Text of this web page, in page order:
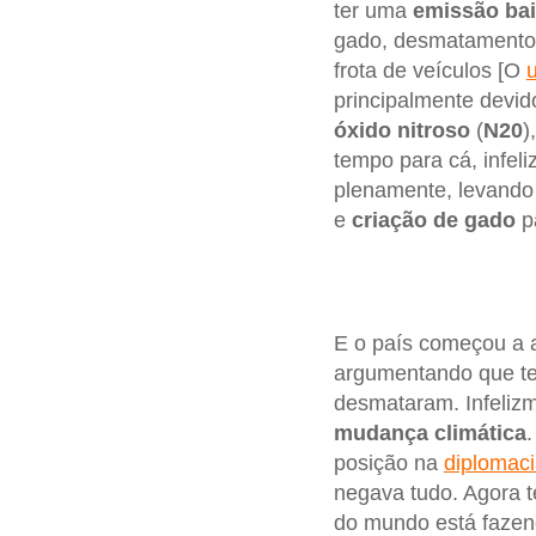
ter uma emissão
gado,
frota de veículos [O
principalmente
óxido nitroso(N20
tempo para cá,
plenamente,
e criação de gado
E o país começou a
argumentando que
desmataram.
mudança climática.
posição na
negava tudo. Agora
do mundo está